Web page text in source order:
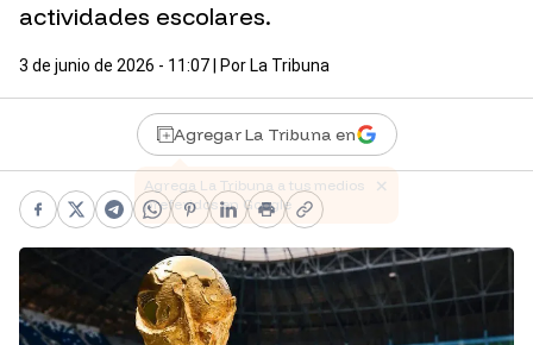
actividades escolares.
3 de junio de 2026 - 11:07 | Por La Tribuna
Agregar La Tribuna en
Facebook
X Telegram
WhatsApp
Pinterest
LinkedIn
PrintCopy link